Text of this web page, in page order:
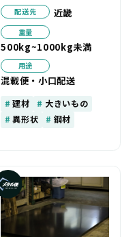
配送先 近畿
重量
500kg~1000kg未満
用途
混載便・小口配送
建材
大きいもの
異形状
鋼材